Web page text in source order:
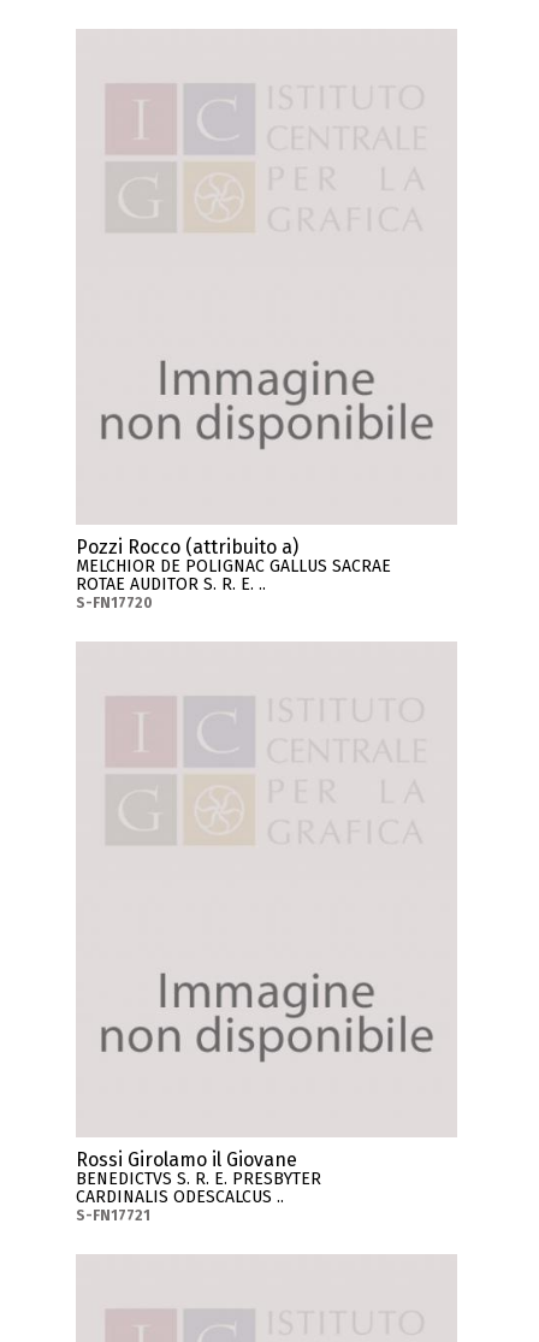
Pozzi Rocco (attribuito a)
MELCHIOR DE POLIGNAC GALLUS SACRAE
ROTAE AUDITOR S. R. E. ..
S-FN17720
Rossi Girolamo il Giovane
BENEDICTVS S. R. E. PRESBYTER
CARDINALIS ODESCALCUS ..
S-FN17721